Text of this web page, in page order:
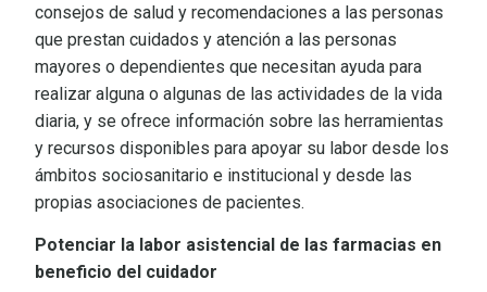
consejos de salud y recomendaciones a las personas
que prestan cuidados y atención a las personas
mayores o dependientes que necesitan ayuda para
realizar alguna o algunas de las actividades de la vida
diaria, y se ofrece información sobre las herramientas
y recursos disponibles para apoyar su labor desde los
ámbitos sociosanitario e institucional y desde las
propias asociaciones de pacientes.
Potenciar la labor asistencial de las farmacias en
beneficio del cuidador